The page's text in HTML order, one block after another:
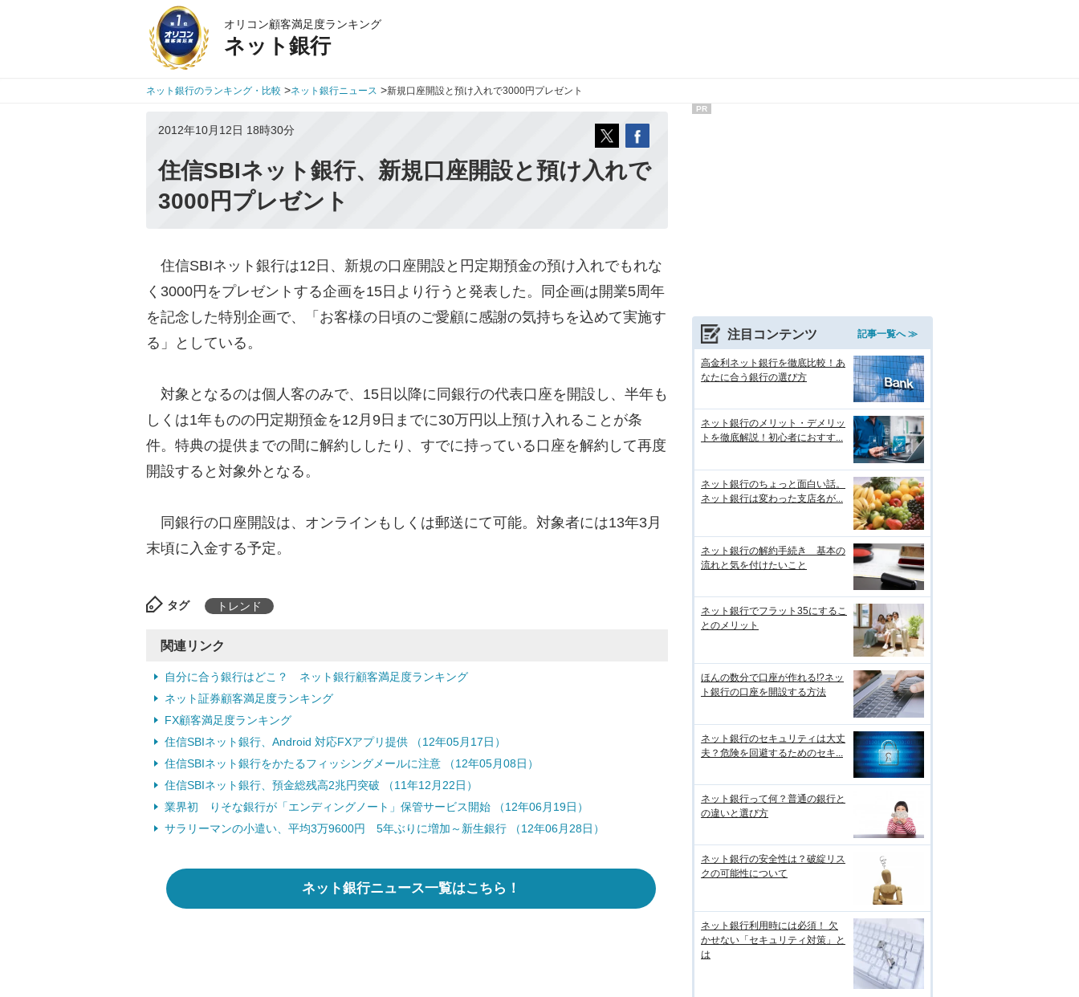
オリコン顧客満足度ランキング
ネット銀行
ネット銀行のランキング・比較 >ネット銀行ニュース >新規口座開設と預け入れで3000円プレゼント
2012年10月12日 18時30分
住信SBIネット銀行、新規口座開設と預け入れで
3000円プレゼント
住信SBIネット銀行は12日、新規の口座開設と円定期預金の預け入れでもれな
く3000円をプレゼントする企画を15日より行うと発表した。同企画は開業5周年
を記念した特別企画で、「お客様の日頃のご愛顧に感謝の気持ちを込めて実施す
る」としている。
対象となるのは個人客のみで、15日以降に同銀行の代表口座を開設し、半年も
しくは1年ものの円定期預金を12月9日までに30万円以上預け入れることが条
件。特典の提供までの間に解約ししたり、すでに持っている口座を解約して再度
開設すると対象外となる。
同銀行の口座開設は、オンラインもしくは郵送にて可能。対象者には13年3月
末頃に入金する予定。
タグ トレンド
関連リンク
自分に合う銀行はどこ？ ネット銀行顧客満足度ランキング
ネット証券顧客満足度ランキング
FX顧客満足度ランキング
住信SBIネット銀行、Android 対応FXアプリ提供 （12年05月17日）
住信SBIネット銀行をかたるフィッシングメールに注意 （12年05月08日）
住信SBIネット銀行、預金総残高2兆円突破 （11年12月22日）
業界初 りそな銀行が「エンディングノート」保管サービス開始 （12年06月19日）
サラリーマンの小遣い、平均3万9600円 5年ぶりに増加～新生銀行 （12年06月28日）
ネット銀行ニュース一覧はこちら！
PR
注目コンテンツ 記事一覧へ ≫
高金利ネット銀行を徹底比較！あ
なたに合う銀行の選び方
ネット銀行のメリット・デメリッ
トを徹底解説！初心者におすす...
ネット銀行のちょっと面白い話。
ネット銀行は変わった支店名が...
ネット銀行の解約手続き 基本の
流れと気を付けたいこと
ネット銀行でフラット35にするこ
とのメリット
ほんの数分で口座が作れる!?ネッ
ト銀行の口座を開設する方法
ネット銀行のセキュリティは大丈
夫？危険を回避するためのセキ...
ネット銀行って何？普通の銀行と
の違いと選び方
ネット銀行の安全性は？破綻リス
クの可能性について
ネット銀行利用時には必須！ 欠
かせない「セキュリティ対策」と
は